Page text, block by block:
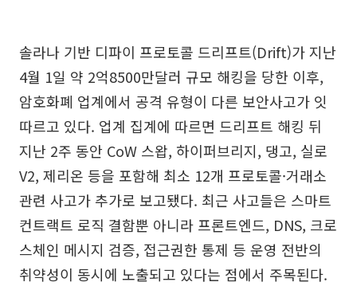
솔라나 기반 디파이 프로토콜 드리프트(Drift)가 지난
4월 1일 약 2억8500만달러 규모 해킹을 당한 이후,
암호화폐 업계에서 공격 유형이 다른 보안사고가 잇
따르고 있다. 업계 집계에 따르면 드리프트 해킹 뒤
지난 2주 동안 CoW 스왑, 하이퍼브리지, 댕고, 실로
V2, 제리온 등을 포함해 최소 12개 프로토콜·거래소
관련 사고가 추가로 보고됐다. 최근 사고들은 스마트
컨트랙트 로직 결함뿐 아니라 프론트엔드, DNS, 크로
스체인 메시지 검증, 접근권한 통제 등 운영 전반의
취약성이 동시에 노출되고 있다는 점에서 주목된다.